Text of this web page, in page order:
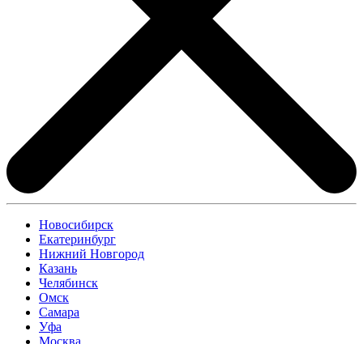
Новосибирск
Екатеринбург
Нижний Новгород
Казань
Челябинск
Омск
Самара
Уфа
Москва